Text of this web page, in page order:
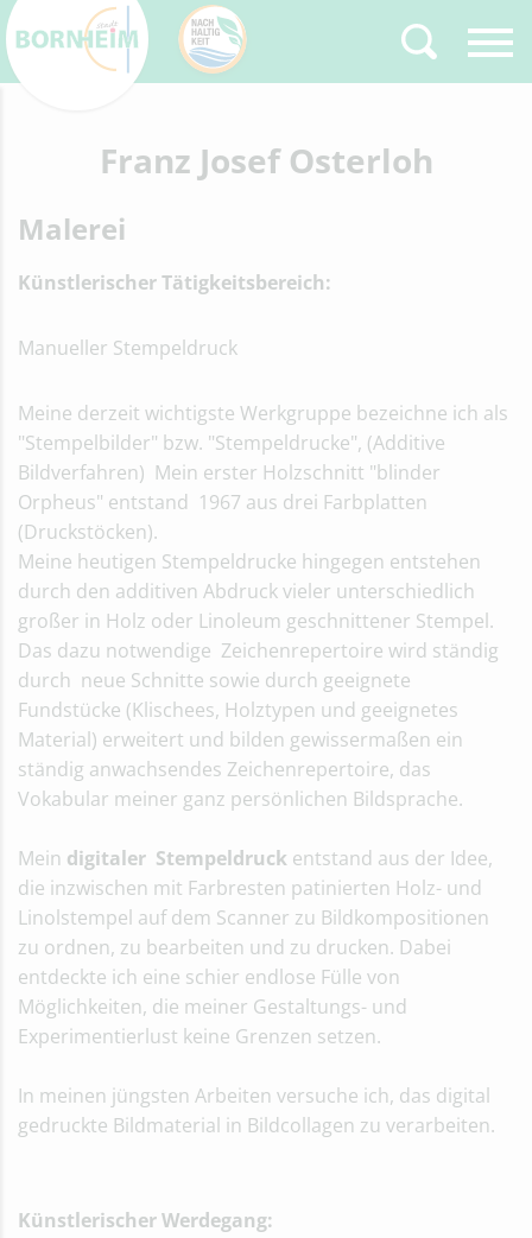
Zurück
Type 2 or more
characters for results.
Franz Josef Osterloh
Malerei
Künstlerischer Tätigkeitsbereich:
Manueller Stempeldruck
Meine derzeit wichtigste Werkgruppe bezeichne ich als
"Stempelbilder" bzw. "Stempeldrucke", (Additive
Bildverfahren) Mein erster Holzschnitt "blinder
Orpheus" entstand 1967 aus drei Farbplatten
(Druckstöcken).
Meine heutigen Stempeldrucke hingegen entstehen
durch den additiven Abdruck vieler unterschiedlich
großer in Holz oder Linoleum geschnittener Stempel.
Das dazu notwendige Zeichenrepertoire wird ständig
durch neue Schnitte sowie durch geeignete
Fundstücke (Klischees, Holztypen und geeignetes
Material) erweitert und bilden gewissermaßen ein
ständig anwachsendes Zeichenrepertoire, das
Vokabular meiner ganz persönlichen Bildsprache.
Mein digitaler Stempeldruck entstand aus der Idee,
die inzwischen mit Farbresten patinierten Holz- und
Linolstempel auf dem Scanner zu Bildkompositionen
zu ordnen, zu bearbeiten und zu drucken. Dabei
entdeckte ich eine schier endlose Fülle von
Möglichkeiten, die meiner Gestaltungs- und
Experimentierlust keine Grenzen setzen.
In meinen jüngsten Arbeiten versuche ich, das digital
gedruckte Bildmaterial in Bildcollagen zu verarbeiten.
Künstlerischer Werdegang: